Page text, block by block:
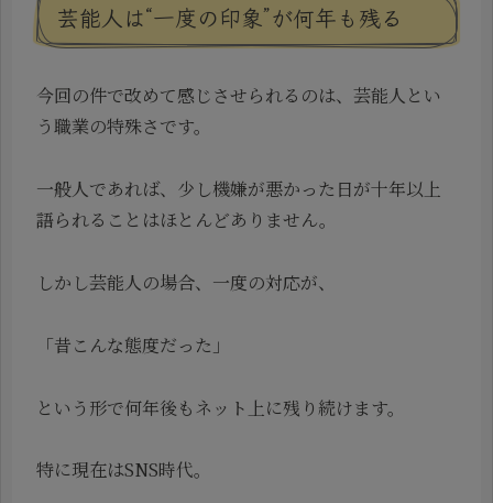
芸能人は“一度の印象”が何年も残る
今回の件で改めて感じさせられるのは、芸能人とい
う職業の特殊さです。
一般人であれば、少し機嫌が悪かった日が十年以上
語られることはほとんどありません。
しかし芸能人の場合、一度の対応が、
「昔こんな態度だった」
という形で何年後もネット上に残り続けます。
特に現在はSNS時代。